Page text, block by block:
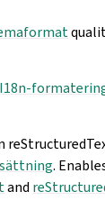
I18n-
.
and